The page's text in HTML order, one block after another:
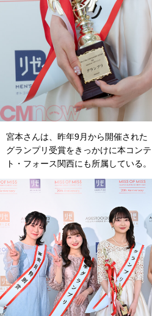
宮本さんは、昨年9月から開催され
グランプリ受賞をきっかけに本コン
ト・フォース関西にも所属している。